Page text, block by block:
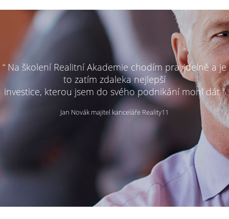
“ Na školení Realitní Akademie chodím pravidelně a je
to zatím zdaleka nejlepší
investice, kterou jsem do svého podnikání mohl dát ”
Jan Novák majitel kanceláře Reality11